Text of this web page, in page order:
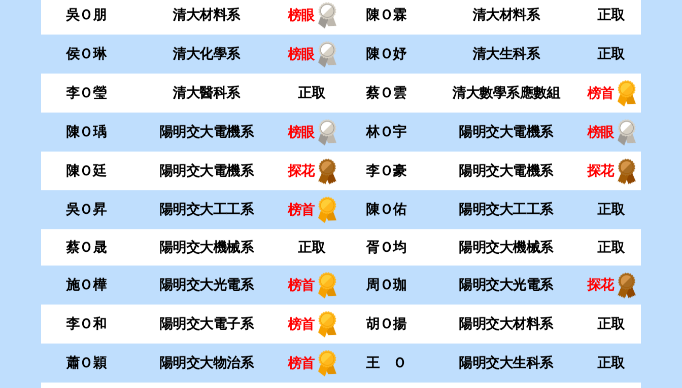
陳Ｏ瑀 陽明交大電機系 榜眼 林Ｏ宇 陽明交大電機系 榜眼
陳Ｏ廷 陽明交大電機系 探花 李Ｏ豪 陽明交大電機系 探花
吳Ｏ昇 陽明交大工工系 榜首 陳Ｏ佑 陽明交大工工系 正取
蔡Ｏ晟 陽明交大機械系 正取 胥Ｏ均 陽明交大機械系 正取
施Ｏ樺 陽明交大光電系 榜首 周Ｏ珈 陽明交大光電系 探花
李Ｏ和 陽明交大電子系 榜首 胡Ｏ揚 陽明交大材料系 正取
蕭Ｏ穎 陽明交大物治系 榜首 王 Ｏ 陽明交大生科系 正取
陶Ｏ逸 陽明交大資財系財金組 榜首 許Ｏ翔 陽明交大資財系財金組 榜首
鄭Ｏ豐 陽明交大資財系資管組 榜眼 洪Ｏ宸 陽明交大土木系 榜首
藍Ｏ翔 陽明交大土木系 正取 李Ｏ翰 陽明交大土木系 正取